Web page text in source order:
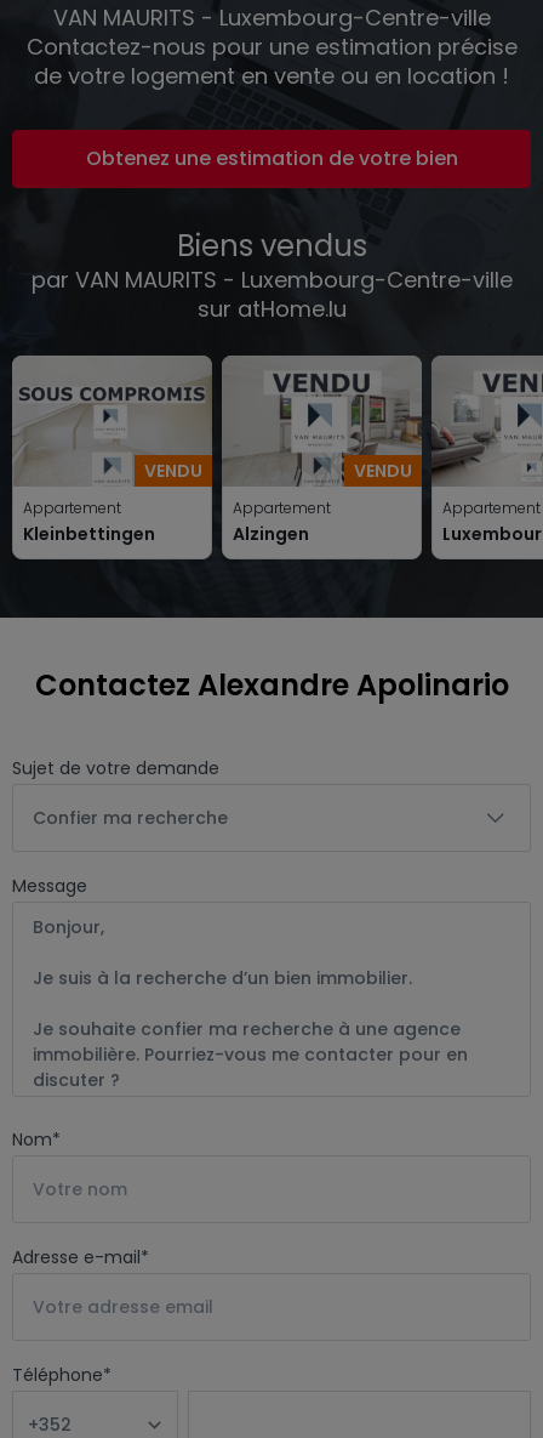
VAN MAURITS - Luxembourg-Centre-ville
Contactez-nous pour une estimation précise
de votre logement en vente ou en location !
Obtenez une estimation de votre bien
Biens vendus
par VAN MAURITS - Luxembourg-Centre-ville
sur atHome.lu
VENDU
Appartement
Kleinbettingen
VENDU
Appartement
Alzingen
Appartement
Contactez Alexandre Apolinario
Sujet de votre demande
Confier ma recherche
Message
Nom*
Adresse e-mail*
Téléphone*